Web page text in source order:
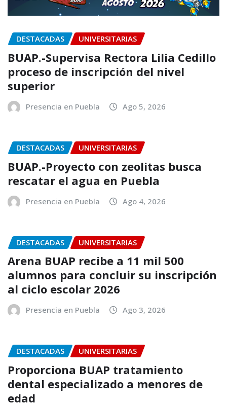
DESTACADAS UNIVERSITARIAS
BUAP.-Supervisa Rectora Lilia Cedillo
proceso de inscripción del nivel
superior
Presencia en Puebla Ago 5, 2026
DESTACADAS UNIVERSITARIAS
BUAP.-Proyecto con zeolitas busca
rescatar el agua en Puebla
Presencia en Puebla Ago 4, 2026
DESTACADAS UNIVERSITARIAS
Arena BUAP recibe a 11 mil 500
alumnos para concluir su inscripción
al ciclo escolar 2026
Presencia en Puebla Ago 3, 2026
DESTACADAS UNIVERSITARIAS
Proporciona BUAP tratamiento
dental especializado a menores de
edad